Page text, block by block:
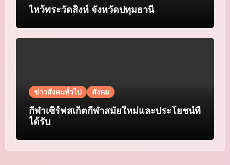
ไหว้พระวัดสิงห์ จังหวัดปทุมธานี
ข่าวสังคมทั่วไป สังคม
กีฬาเซิร์ฟสเก็ตกีฬาสมัยใหม่และประโยชน์ที่
ได้รับ